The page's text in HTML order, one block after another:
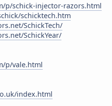
p/schick-injector-razors.html
schicktech.htm
SchickTech/
SchickYear/
p/vale.html
index.html